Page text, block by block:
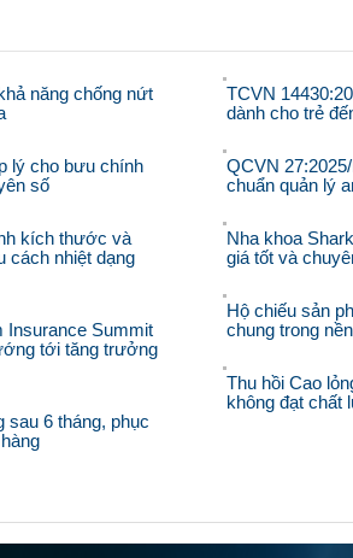
năng chống nứt
lý cho bưu chính
số
kích thước và
cách nhiệt dạng
Insurance Summit
tới tăng trưởng
sau 6 tháng, phục
TCVN
dành cho trẻ
QCVN
chuẩn quản lý
Nha khoa
giá tốt và
Hộ chiếu sản
chung trong
Thu hồi Cao
không đạt chất